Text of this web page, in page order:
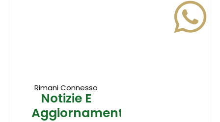
Rimani Connesso
Notizie E
Aggiornamenti